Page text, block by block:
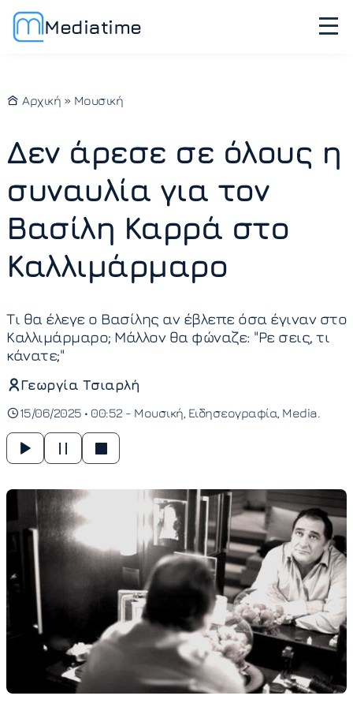
Mediatime
Αρχική » Μουσική
Δεν άρεσε σε όλους η
συναυλία για τον
Βασίλη Καρρά στο
Καλλιμάρμαρο
Τι θα έλεγε ο Βασίλης αν έβλεπε όσα έγιναν στο
Καλλιμάρμαρο; Μάλλον θα φώναζε: "Ρε σεις, τι
κάνατε;"
Γεωργία Τσιαρλή
15/06/2025 • 00:52 - Μουσική Ειδησεογραφία Media